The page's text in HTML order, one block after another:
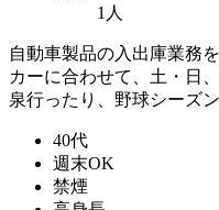
1人
自動車製品の入出庫業務
カーに合わせて、土・日
泉行ったり、野球シーズ
40代
週末OK
禁煙